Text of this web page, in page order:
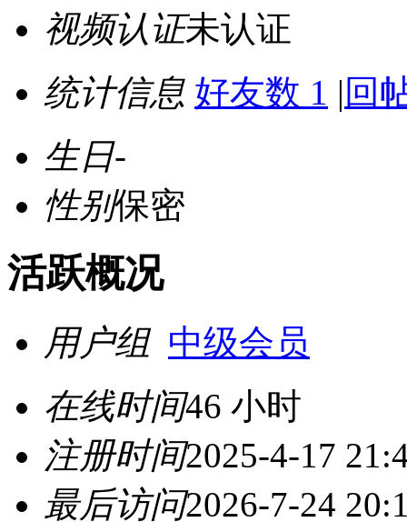
视频认证未认证
统计信息 好友数 1 | 回
生日-
性别保密
活跃概况
用户组 中级会员
在线时间46 小时
注册时间2025-4-17
最后访问2026-7-24